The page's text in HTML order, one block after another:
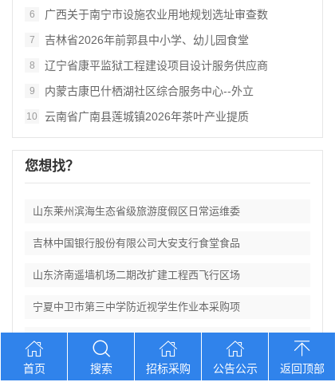
6 广西关于南宁市设施农业用地规划选址审查数
7 吉林省2026年前郭县中小学、幼儿园食堂
8 辽宁省康平监狱工程建设项目设计服务供应商
9 内蒙古康巴什栖湖社区综合服务中心--外立
10 云南省广南县莲城镇2026年茶叶产业提质
您想找？
山东莱州滨海生态省级旅游度假区日常运维委
吉林中国银行股份有限公司大安支行食堂食品
山东济南遥墙机场二期改扩建工程西飞行区场
宁夏中卫市第三中学防近视学生作业本采购项
新疆农商银行和田中心支行及辖内支行职工体
首页 搜索 招标采购 公告公示 返回顶部